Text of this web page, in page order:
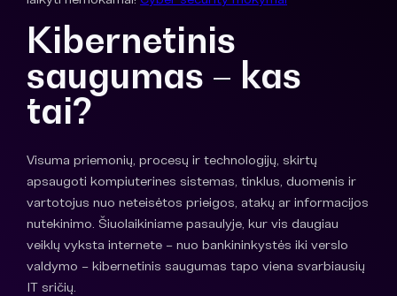
Kibernetinis
saugumas – kas
tai?
Visuma priemonių, procesų ir technologijų, skirtų
apsaugoti kompiuterines sistemas, tinklus, duomenis ir
vartotojus nuo neteisėtos prieigos, atakų ar informacijos
nutekinimo. Šiuolaikiniame pasaulyje, kur vis daugiau
veiklų vyksta internete – nuo bankininkystės iki verslo
valdymo – kibernetinis saugumas tapo viena svarbiausių
IT sričių.